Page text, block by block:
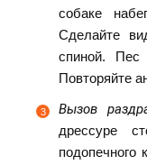
собаке
Сделайте
спиной. Пес
Повторяйте
Вызов
дрессуре
подопечного